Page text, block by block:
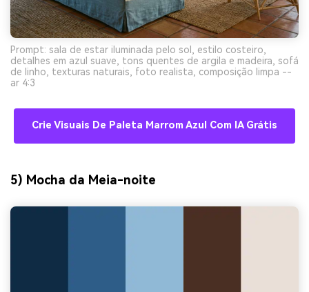
Prompt: sala de estar iluminada pelo sol, estilo costeiro,
detalhes em azul suave, tons quentes de argila e madeira, sofá
de linho, texturas naturais, foto realista, composição limpa --
ar 4:3
Crie Visuais De Paleta Marrom Azul Com IA Grátis
5) Mocha da Meia-noite